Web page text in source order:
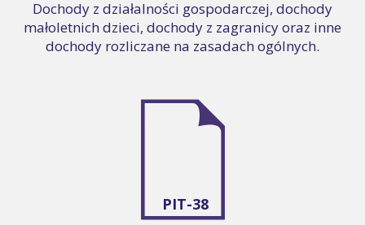
Dochody z działalności gospodarczej, dochody
małoletnich dzieci, dochody z zagranicy oraz inne
dochody rozliczane na zasadach ogólnych.
PIT-38